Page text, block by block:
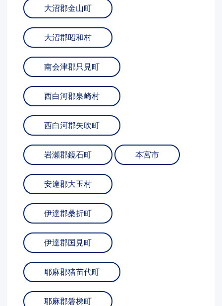
大沼郡金山町
大沼郡昭和村
南会津郡只見町
西白河郡泉崎村
西白河郡矢吹町
岩瀬郡鏡石町 本宮市
安達郡大玉村
伊達郡桑折町
伊達郡国見町
耶麻郡猪苗代町
耶麻郡磐梯町